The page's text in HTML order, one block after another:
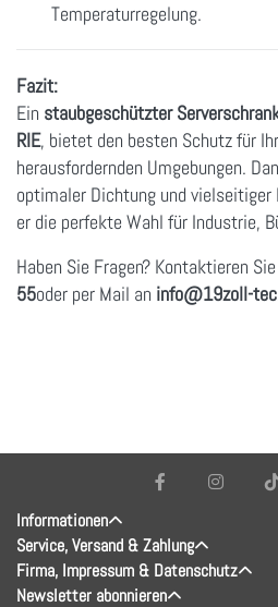
Temperaturregelung.
Fazit:
Ein staubgeschützter
RIE, bietet den besten Schutz für
herausfordernden Umgebungen.
optimaler Dichtung und
er die perfekte Wahl für Industrie,
Haben Sie Fragen? Kontaktieren
55oder per Mail an info@19zoll-
Informationen
Service, Versand & Zahlung
Firma, Impressum & Datenschutz
Newsletter abonnieren